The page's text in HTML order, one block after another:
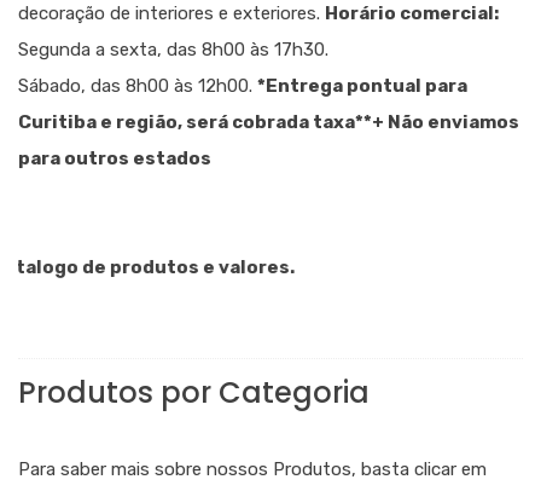
decoração de interiores e exteriores. Horário comercial:
Segunda a sexta, das 8h00 às 17h30.
Sábado, das 8h00 às 12h00. *Entrega pontual para
Curitiba e região, será cobrada taxa**+ Não enviamos
para outros estados
de produtos e valores.
Produtos por Categoria
Para saber mais sobre nossos Produtos, basta clicar em